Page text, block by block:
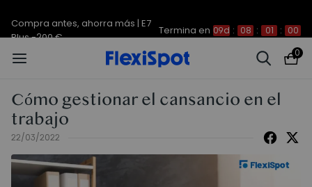
Plus -200 €
0
Cómo gestionar el cansancio en el
trabajo
22/03/2022